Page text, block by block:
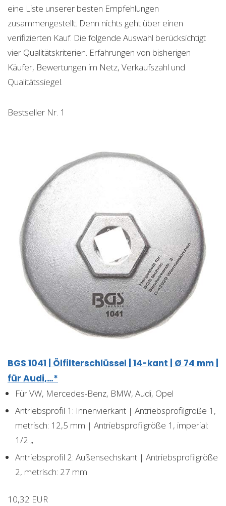
eine Liste unserer besten Empfehlungen
zusammengestellt. Denn nichts geht über einen
verifizierten Kauf. Die folgende Auswahl berücksichtigt
vier Qualitätskriterien. Erfahrungen von bisherigen
Käufer, Bewertungen im Netz, Verkaufszahl und
Qualitätssiegel.
Bestseller Nr. 1
BGS 1041 | Ölfilterschlüssel | 14-kant | Ø 74 mm |
für Audi,…*
Für VW, Mercedes-Benz, BMW, Audi, Opel
Antriebsprofil 1: Innenvierkant | Antriebsprofilgröße 1,
metrisch: 12,5 mm | Antriebsprofilgröße 1, imperial:
1/2 „
Antriebsprofil 2: Außensechskant | Antriebsprofilgröße
2, metrisch: 27 mm
10,32 EUR